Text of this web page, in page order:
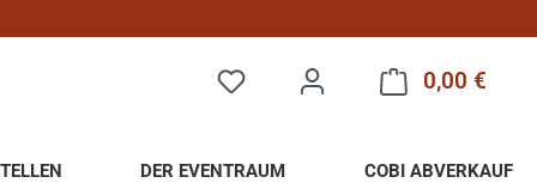
0,00 €
DER EVENTRAUM COBI ABVERKAUF